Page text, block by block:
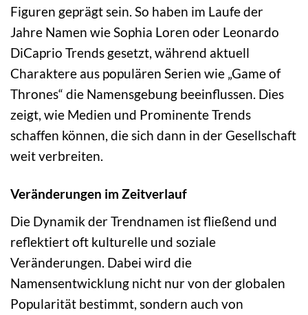
Figuren geprägt sein. So haben im Laufe der
Jahre Namen wie Sophia Loren oder Leonardo
DiCaprio Trends gesetzt, während aktuell
Charaktere aus populären Serien wie „Game of
Thrones“ die Namensgebung beeinflussen. Dies
zeigt, wie Medien und Prominente Trends
schaffen können, die sich dann in der Gesellschaft
weit verbreiten.
Veränderungen im Zeitverlauf
Die Dynamik der Trendnamen ist fließend und
reflektiert oft kulturelle und soziale
Veränderungen. Dabei wird die
Namensentwicklung nicht nur von der globalen
Popularität bestimmt, sondern auch von